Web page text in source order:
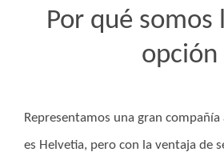
Por qué somos
opción
Representamos una gran
es Helvetia, pero con la ventaja de